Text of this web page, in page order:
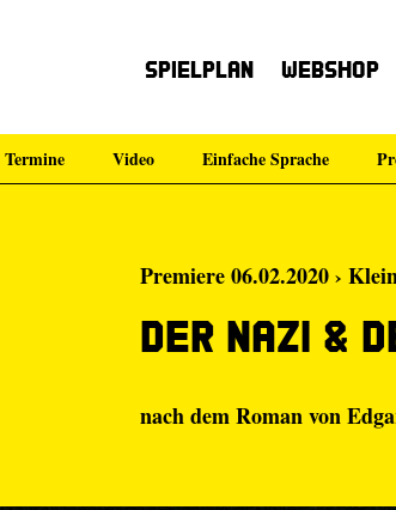
Spielplan Webshop
Termine Video Einfache Sprache
Premiere 06.02.2020 ›
Der Nazi &
nach dem Roman von